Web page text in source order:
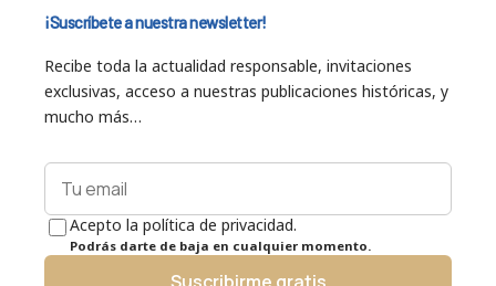
¡Suscríbete a nuestra newsletter!
Recibe toda la actualidad responsable, invitaciones
exclusivas, acceso a nuestras publicaciones históricas, y
mucho más…
Acepto la política de privacidad.
Podrás darte de baja en cualquier momento.